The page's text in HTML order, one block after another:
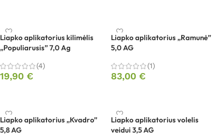
Liapko aplikatorius kilimėlis
„Populiarusis” 7,0 Ag
(4)
19,90 €
Liapko aplikatorius „Ramunė”
5,0 AG
(1)
83,00 €
Liapko aplikatorius „Kvadro”
5,8 AG
Liapko aplikatorius volelis
veidui 3,5 AG